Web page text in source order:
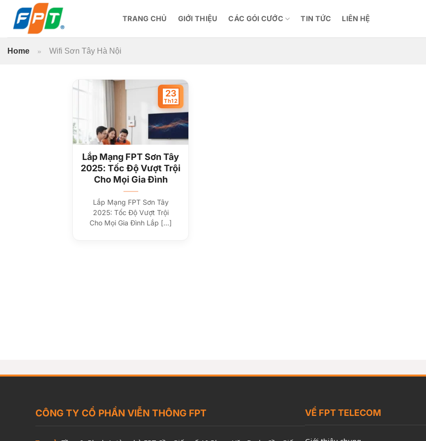
TRANG CHỦ GIỚI THIỆU CÁC GÓI CƯỚC TIN TỨC LIÊN HỆ
Home » Wifi Sơn Tây Hà Nội
Lắp Mạng FPT Sơn Tây
2025: Tốc Độ Vượt Trội
Cho Mọi Gia Đình
Lắp Mạng FPT Sơn Tây
2025: Tốc Độ Vượt Trội
Cho Mọi Gia Đình Lắp [...]
23
Th12
CÔNG TY CỔ PHẦN VIỄN THÔNG FPT VỀ FPT TELECOM